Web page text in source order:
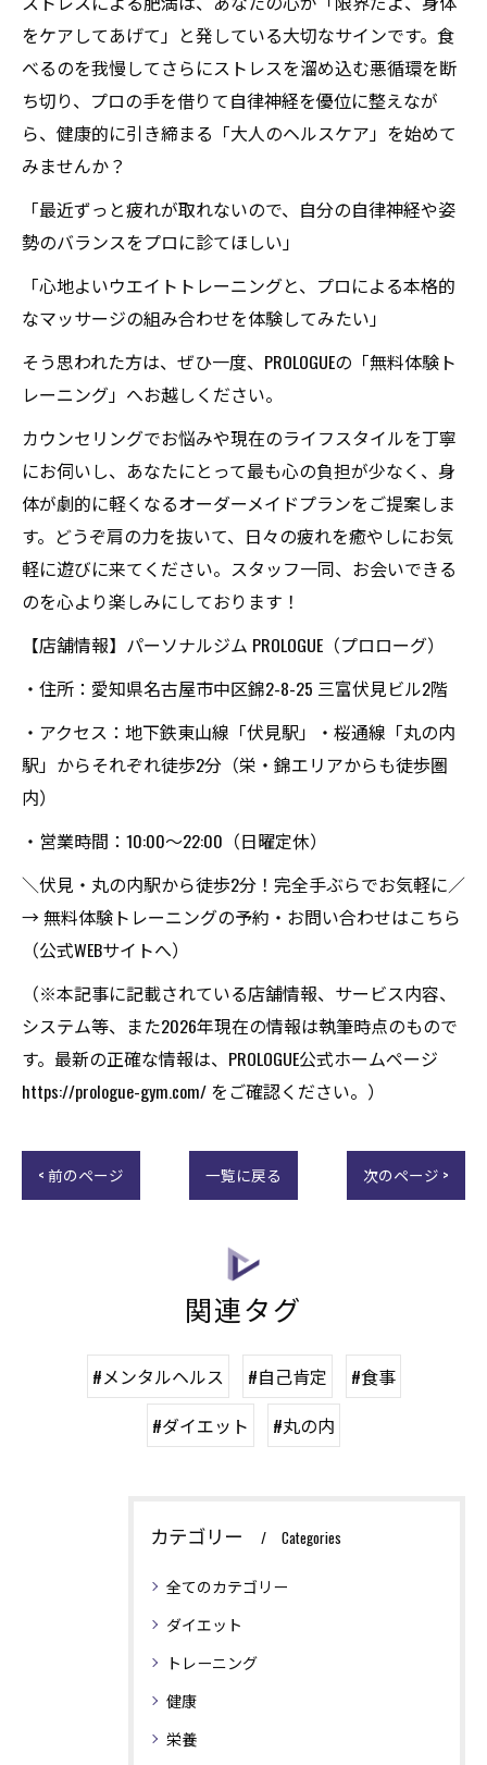
をケアしてあげて」と発している大切なサインです。食
べるのを我慢してさらにストレスを溜め込む悪循環を断
ち切り、プロの手を借りて自律神経を優位に整えなが
ら、健康的に引き締まる「大人のヘルスケア」を始めて
みませんか？
「最近ずっと疲れが取れないので、自分の自律神経や姿
勢のバランスをプロに診てほしい」
「心地よいウエイトトレーニングと、プロによる本格的
なマッサージの組み合わせを体験してみたい」
そう思われた方は、ぜひ一度、PROLOGUEの「無料体験ト
レーニング」へお越しください。
カウンセリングでお悩みや現在のライフスタイルを丁寧
にお伺いし、あなたにとって最も心の負担が少なく、身
体が劇的に軽くなるオーダーメイドプランをご提案しま
す。どうぞ肩の力を抜いて、日々の疲れを癒やしにお気
軽に遊びに来てください。スタッフ一同、お会いできる
のを心より楽しみにしております！
【店舗情報】パーソナルジム PROLOGUE（プロローグ）
・住所：愛知県名古屋市中区錦2-8-25 三富伏見ビル2階
・アクセス：地下鉄東山線「伏見駅」・桜通線「丸の内
駅」からそれぞれ徒歩2分（栄・錦エリアからも徒歩圏
内）
・営業時間：10:00〜22:00（日曜定休）
＼伏見・丸の内駅から徒歩2分！完全手ぶらでお気軽に／
→ 無料体験トレーニングの予約・お問い合わせはこちら
（公式WEBサイトへ）
（※本記事に記載されている店舗情報、サービス内容、
システム等、また2026年現在の情報は執筆時点のもので
す。最新の正確な情報は、PROLOGUE公式ホームページ
https://prologue-gym.com/ をご確認ください。）
< 前のページ 一覧に戻る 次のページ >
関連タグ
#メンタルヘルス #自己肯定
#食事
#ダイエット
#丸の内
カテゴリー Categories
全てのカテゴリー
ダイエット
トレーニング
健康
栄養